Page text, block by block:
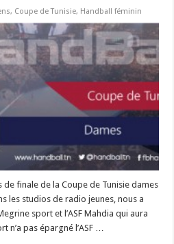
, Coupe de Tunisie, Handball féminin
finale de la Coupe de Tunisie dames
les studios de radio jeunes, nous a
sport et l’ASF Mahdia qui aura
n’a pas épargné l’ASF …